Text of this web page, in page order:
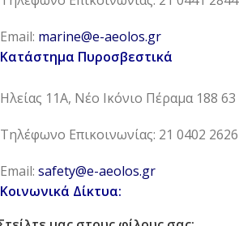
Email: marine@e-aeolos.gr
Κατάστημα Πυροσβεστικά
Ηλείας 11Α, Νέο Ικόνιο Πέραμα 188 63
Τηλέφωνο Επικοινωνίας: 21 0402 2626
Email: safety@e-aeolos.gr
Κοινωνικά Δίκτυα: